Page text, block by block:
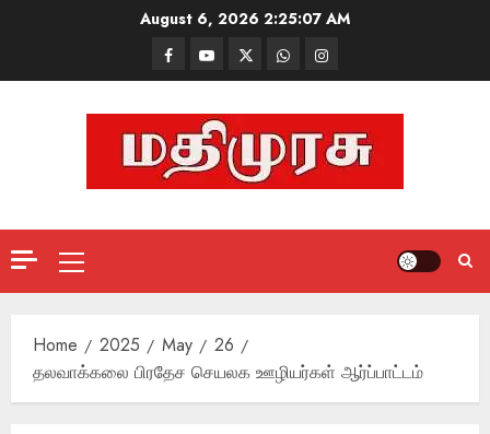
August 6, 2026 2:25:08 AM
FacebookMathemurasu
TV
TwitterWhatsAppInstagram
Primary
Menu
Home 2025 May
26
தலவாக்கலை பிரதேச செயலக ஊழியர்கள் ஆர்ப்பாட்டம்